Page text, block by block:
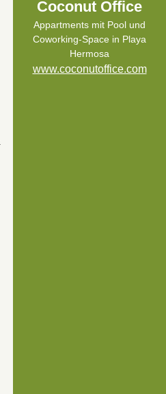
Coconut Office
Appartments mit Pool und
Coworking-Space in Playa
Hermosa
www.coconutoffice.com